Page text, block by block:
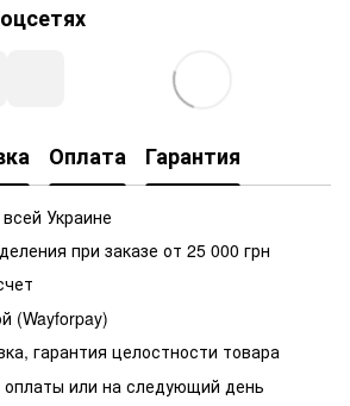
Оплата Гарантия
Украине
при заказе от 25 000 грн
(Wayforpay)
гарантия целостности товара
или на следующий день